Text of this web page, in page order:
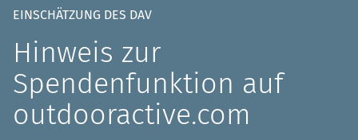
EINSCHÄTZUNG DES DAV
Hinweis zur
Spendenfunktion auf
outdooractive.com